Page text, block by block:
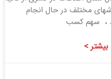
مختلف در حال انجام
، سهم کسب
بیشتر >